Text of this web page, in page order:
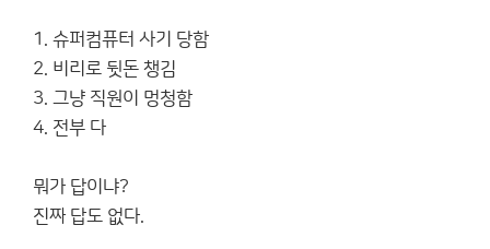
1. 슈퍼컴퓨터 사기 당함
2. 비리로 뒷돈 챙김
3. 그냥 직원이 멍청함
4. 전부 다
뭐가 답이냐?
진짜 답도 없다.